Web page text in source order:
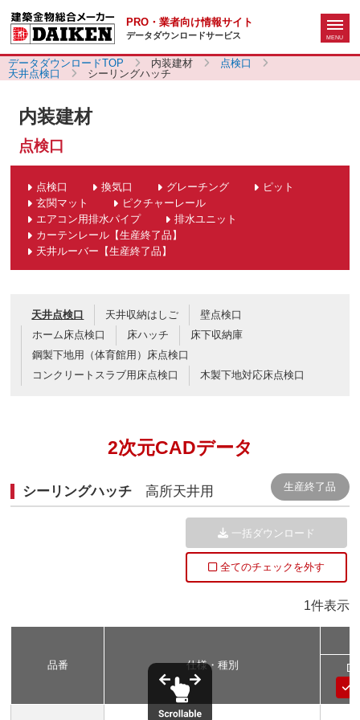
PRO・業者向け情報サイト
データダウンロードサービス
データダウンロードTOP 内装建材
点検口
天井点検口
シーリングハッチ
内装建材
点検口
点検口 換気口 グレーチング
ピット
玄関マット
ピクチャーレール
エアコン用排水パイプ
排水ユニット
カーテンレール【生産終了品】
天井ルーバー【生産終了品】
天井点検口 天井収納はしご
壁点検口
ホーム床点検口
床ハッチ
床下収納庫
鋼製下地用（体育館用）床点検口
コンクリートスラブ用床点検口
木製下地対応床点検口
2次元CADデータ
シーリングハッチ 高所天井用
1件表示
一括ダウンロード
全てのチェックを外す
品番 仕様・種別